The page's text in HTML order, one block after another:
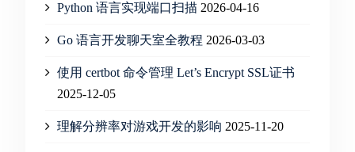
Python 语言实现端口扫描 2026-04-16
Go 语言开发聊天室全教程 2026-03-03
使用 certbot 命令管理 Let’s Encrypt SSL证书
2025-12-05
理解分辨率对游戏开发的影响 2025-11-20